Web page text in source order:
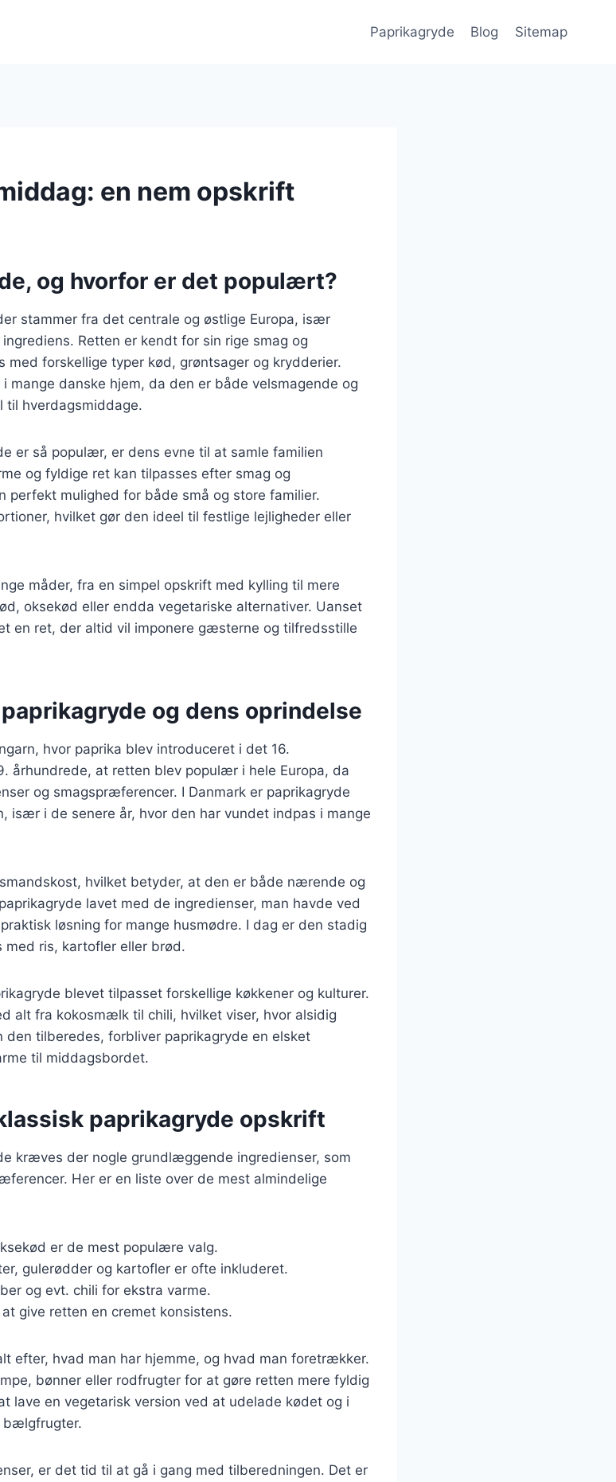
Paprikagryde Blog Sitemap
en nem opskrift
og hvorfor er det populært?
stammer fra det centrale og østlige Europa, især
Retten er kendt for sin rige smag og
med forskellige typer kød, grøntsager og krydderier.
mange danske hjem, da den er både velsmagende og
til hverdagsmiddage.
er så populær, er dens evne til at samle familien
og fyldige ret kan tilpasses efter smag og
perfekt mulighed for både små og store familier.
hvilket gør den ideel til festlige lejligheder eller
måder, fra en simpel opskrift med kylling til mere
oksekød eller endda vegetariske alternativer. Uanset
en ret, der altid vil imponere gæsterne og tilfredsstille
og dens oprindelse
hvor paprika blev introduceret i det 16.
århundrede, at retten blev populær i hele Europa, da
og smagspræferencer. I Danmark er paprikagryde
især i de senere år, hvor den har vundet indpas i mange
hvilket betyder, at den er både nærende og
lavet med de ingredienser, man havde ved
løsning for mange husmødre. I dag er den stadig
ris, kartofler eller brød.
blevet tilpasset forskellige køkkener og kulturer.
alt fra kokosmælk til chili, hvilket viser, hvor alsidig
tilberedes, forbliver paprikagryde en elsket
til middagsbordet.
paprikagryde opskrift
kræves der nogle grundlæggende ingredienser, som
Her er en liste over de mest almindelige
er de mest populære valg.
gulerødder og kartofler er ofte inkluderet.
og evt. chili for ekstra varme.
at give retten en cremet konsistens.
efter, hvad man har hjemme, og hvad man foretrækker.
bønner eller rodfrugter for at gøre retten mere fyldig
lave en vegetarisk version ved at udelade kødet og i
bælgfrugter.
er det tid til at gå i gang med tilberedningen. Det er